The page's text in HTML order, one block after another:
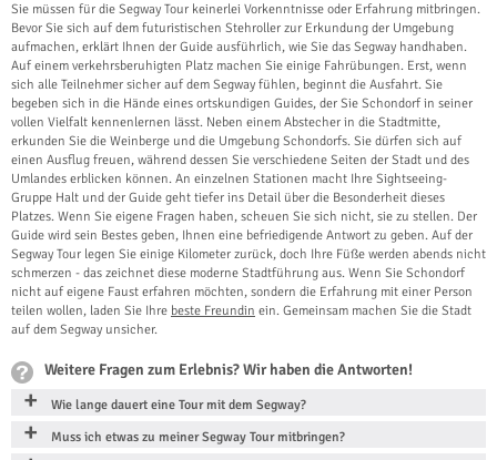
Sie müssen für die Segway Tour keinerlei Vorkenntnisse oder Erfahrung mitbringen.
Bevor Sie sich auf dem futuristischen Stehroller zur Erkundung der Umgebung
aufmachen, erklärt Ihnen der Guide ausführlich, wie Sie das Segway handhaben.
Auf einem verkehrsberuhigten Platz machen Sie einige Fahrübungen. Erst, wenn
sich alle Teilnehmer sicher auf dem Segway fühlen, beginnt die Ausfahrt. Sie
begeben sich in die Hände eines ortskundigen Guides, der Sie Schondorf in seiner
vollen Vielfalt kennenlernen lässt. Neben einem Abstecher in die Stadtmitte,
erkunden Sie die Weinberge und die Umgebung Schondorfs. Sie dürfen sich auf
einen Ausflug freuen, während dessen Sie verschiedene Seiten der Stadt und des
Umlandes erblicken können. An einzelnen Stationen macht Ihre Sightseeing-
Gruppe Halt und der Guide geht tiefer ins Detail über die Besonderheit dieses
Platzes. Wenn Sie eigene Fragen haben, scheuen Sie sich nicht, sie zu stellen. Der
Guide wird sein Bestes geben, Ihnen eine befriedigende Antwort zu geben. Auf der
Segway Tour legen Sie einige Kilometer zurück, doch Ihre Füße werden abends nicht
schmerzen - das zeichnet diese moderne Stadtführung aus. Wenn Sie Schondorf
nicht auf eigene Faust erfahren möchten, sondern die Erfahrung mit einer Person
teilen wollen, laden Sie Ihre beste Freundin ein. Gemeinsam machen Sie die Stadt
auf dem Segway unsicher.
Weitere Fragen zum Erlebnis? Wir haben die Antworten!
Wie lange dauert eine Tour mit dem Segway?
Muss ich etwas zu meiner Segway Tour mitbringen?